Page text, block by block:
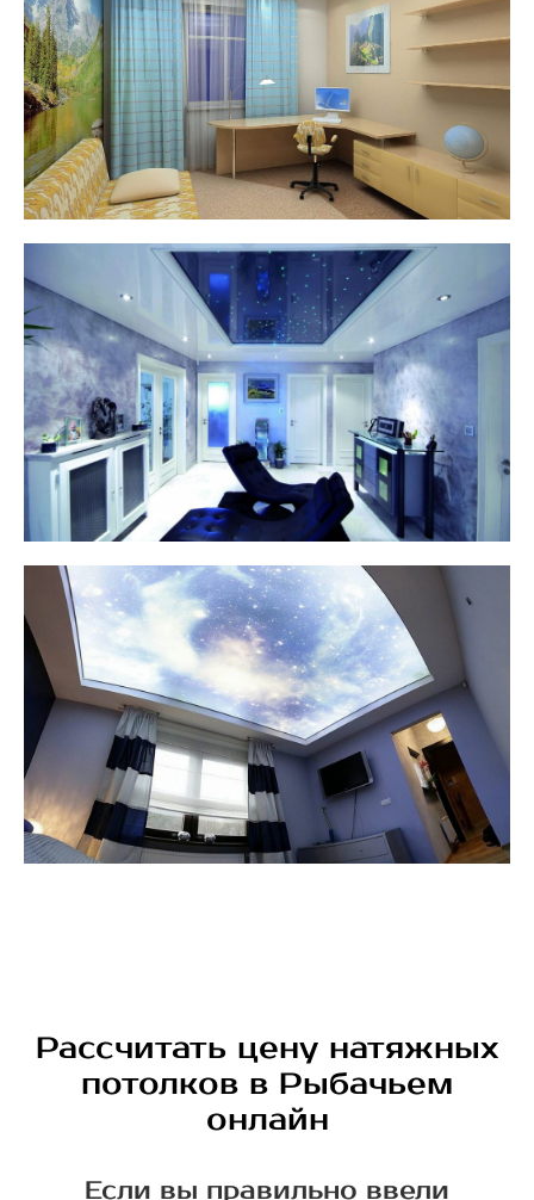
Рассчитать цену натяжных
потолков в Рыбачьем
онлайн
Если вы правильно ввели